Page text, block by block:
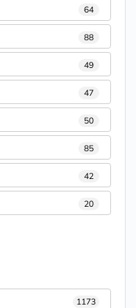
64
88
49
47
50
85
42
20
1173